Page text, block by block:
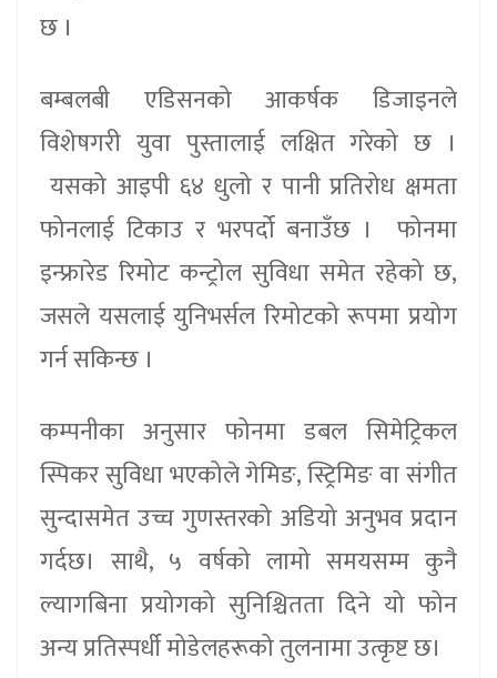
छ ।
बम्बलबी एडिसनको आकर्षक डिजाइनले
विशेषगरी युवा पुस्तालाई लक्षित गरेको छ ।
यसको आइपी ६४ धुलो र पानी प्रतिरोध क्षमता
फोनलाई टिकाउ र भरपर्दो बनाउँछ । फोनमा
इन्फ्रारेड रिमोट कन्ट्रोल सुविधा समेत रहेको छ,
जसले यसलाई युनिभर्सल रिमोटको रूपमा प्रयोग
गर्न सकिन्छ ।
कम्पनीका अनुसार फोनमा डबल सिमेट्रिकल
स्पिकर सुविधा भएकोले गेमिङ, स्ट्रिमिङ वा संगीत
सुन्दासमेत उच्च गुणस्तरको अडियो अनुभव प्रदान
गर्दछ। साथै, ५ वर्षको लामो समयसम्म कुनै
ल्यागबिना प्रयोगको सुनिश्चितता दिने यो फोन
अन्य प्रतिस्पर्धी मोडेलहरूको तुलनामा उत्कृष्ट छ।